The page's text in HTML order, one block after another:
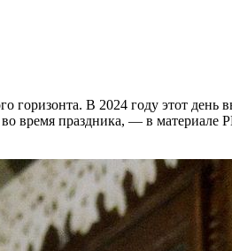
В 2024 году этот день
во время праздника, — в